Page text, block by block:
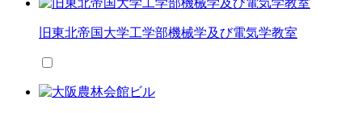
旧東北帝国大学工学部機械学及び電気学教室